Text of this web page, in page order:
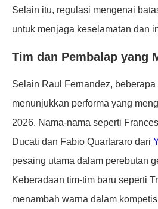
Selain itu, regulasi mengenai
untuk menjaga keselamatan dan
Tim dan Pembalap yang
Selain Raul Fernandez,
menunjukkan performa yang
2026. Nama-nama seperti
Ducati dan Fabio Quartararo dari
pesaing utama dalam perebutan
Keberadaan tim-tim baru seperti
menambah warna dalam